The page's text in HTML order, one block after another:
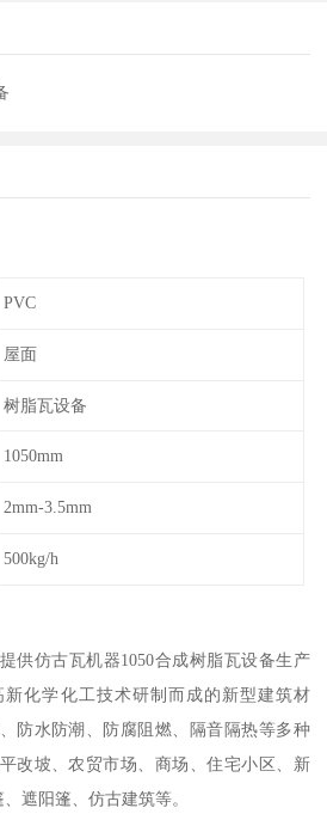
PVC
屋面
树脂瓦设备
1050mm
2mm-3.5mm
500kg/h
供仿古瓦机器1050合成树脂瓦设备生产
化学化工技术研制而成的新型建筑材
防水防潮、防腐阻燃、隔音隔热等多种
改坡、农贸市场、商场、住宅小区、新
遮阳篷、仿古建筑等。